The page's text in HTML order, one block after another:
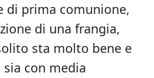
di prima comunione,
di una frangia,
sta molto bene e
con media